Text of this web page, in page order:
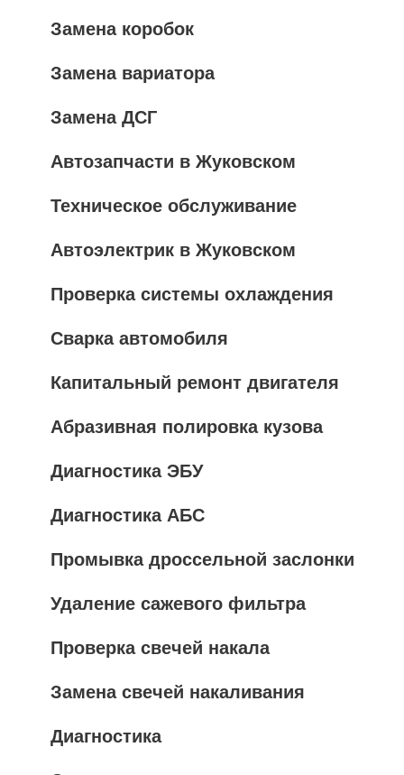
Замена коробок
Замена вариатора
Замена ДСГ
Автозапчасти в Жуковском
Техническое обслуживание
Автоэлектрик в Жуковском
Проверка системы охлаждения
Сварка автомобиля
Капитальный ремонт двигателя
Абразивная полировка кузова
Диагностика ЭБУ
Диагностика АБС
Промывка дроссельной заслонки
Удаление сажевого фильтра
Проверка свечей накала
Замена свечей накаливания
Диагностика